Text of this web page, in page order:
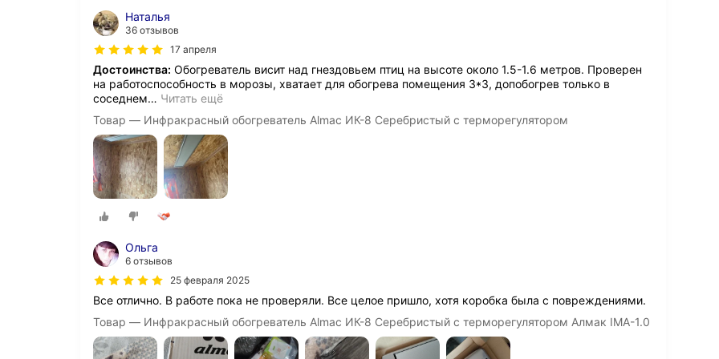
Наталья
36 отзывов
17 апреля
Достоинства: Обогреватель висит над гнездовьем птиц на высоте около 1.5-1.6 метров. Проверен
на работоспособность в морозы, хватает для обогрева помещения 3*3, допобогрев только в
соседнем… Читать ещё
Товар — Инфракрасный обогреватель Almac ИК-8 Серебристый с терморегулятором
Ольга
6 отзывов
25 февраля 2025
Все отлично. В работе пока не проверяли. Все целое пришло, хотя коробка была с повреждениями.
Товар — Инфракрасный обогреватель Almac ИК-8 Серебристый с терморегулятором Алмак IMA-1.0